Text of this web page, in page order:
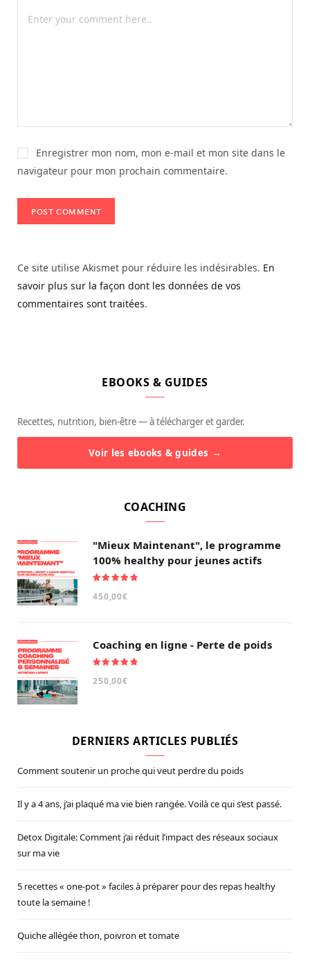
Enregistrer mon nom, mon e-mail et mon site dans le
navigateur pour mon prochain commentaire.
Ce site utilise Akismet pour réduire les indésirables. En
savoir plus sur la façon dont les données de vos
commentaires sont traitées.
EBOOKS & GUIDES
Recettes, nutrition, bien-être — à télécharger et garder.
Voir les ebooks & guides →
COACHING
"Mieux Maintenant", le programme
100% healthy pour jeunes actifs
sur 5
450,00€
Coaching en ligne - Perte de poids
sur 5
250,00€
DERNIERS ARTICLES PUBLIÉS
Comment soutenir un proche qui veut perdre du poids
Il y a 4 ans, j’ai plaqué ma vie bien rangée. Voilà ce qui s’est passé.
Detox Digitale: Comment j’ai réduit l’impact des réseaux sociaux
sur ma vie
5 recettes « one-pot » faciles à préparer pour des repas healthy
toute la semaine !
Quiche allégée thon, poivron et tomate